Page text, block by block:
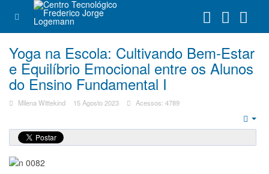
Yoga na Escola: Cultivando Bem-Estar
e Equilíbrio Emocional entre os Alunos
do Ensino Fundamental I
Milena Wittekind 15 Agosto 2023 Acessos: 4789